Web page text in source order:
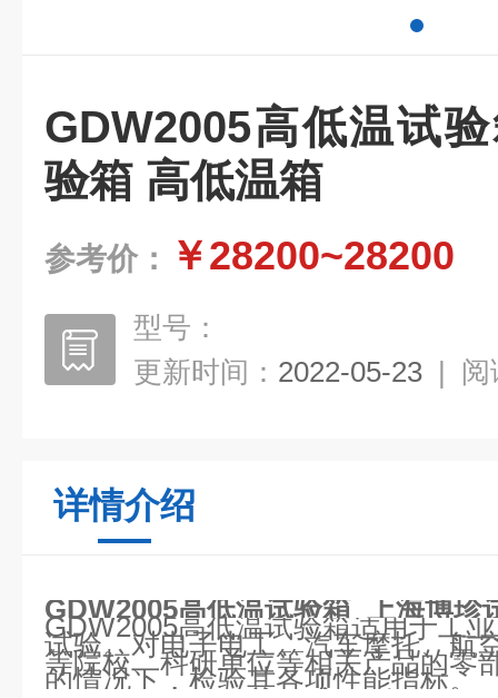
GDW2005高低温试
验箱 高低温箱
参考价： ￥28200~28200
型号：
更新时间： 2022-05-23 | 阅
详情介绍
GDW2005高低温试验箱 上海博珍
GDW2005高低温试验箱适用于工
试验。对电子电工、汽车摩托、航
等院校、科研单位等相关产品的零
的情况下，检验其各项性能指标。